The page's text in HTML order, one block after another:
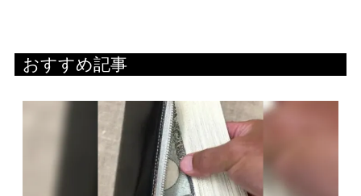
おすすめ記事